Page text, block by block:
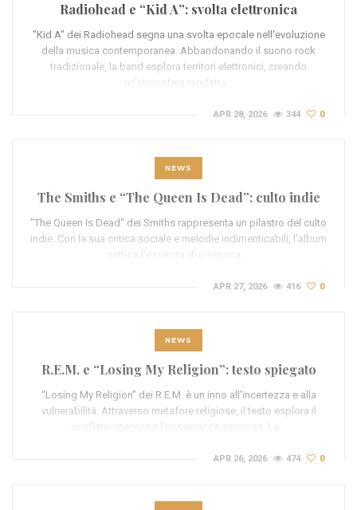
Radiohead e “Kid A”: svolta elettronica
"Kid A" dei Radiohead segna una svolta epocale nell'evoluzione
della musica contemporanea. Abbandonando il suono rock
tradizionale, la band esplora territori elettronici, creando
un'atmosfera rarefatta…
APR 28, 2026 344 0
NEWS
The Smiths e “The Queen Is Dead”: culto indie
"The Queen Is Dead" dei Smiths rappresenta un pilastro del culto
indie. Con la sua critica sociale e melodie indimenticabili, l'album
cattura l'essenza di un'epoca.…
APR 27, 2026 416 0
NEWS
R.E.M. e “Losing My Religion”: testo spiegato
“Losing My Religion” dei R.E.M. è un inno all'incertezza e alla
vulnerabilità. Attraverso metafore religiose, il testo esplora il
conflitto interiore e l'ossessione amorosa. La…
APR 26, 2026 474 0